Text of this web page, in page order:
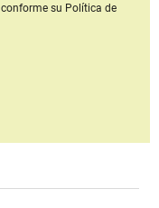
conforme su Política de